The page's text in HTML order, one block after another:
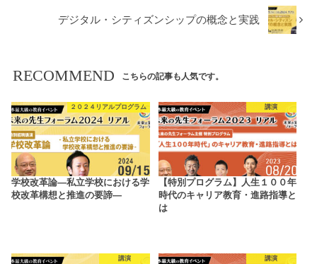
デジタル・シティズンシップの概念と実践
RECOMMEND こちらの記事も人気です。
２０２４リアルプログラム
学校改革論―私立学校における学
校改革構想と推進の要諦―
講演
【特別プログラム】人生１００年
時代のキャリア教育・進路指導と
は
講演 講演